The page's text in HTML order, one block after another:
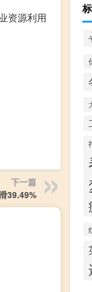
资源利用
下一篇
39.49%